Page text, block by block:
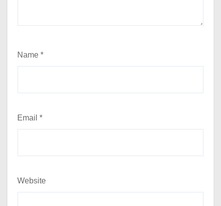
Name *
Email *
Website